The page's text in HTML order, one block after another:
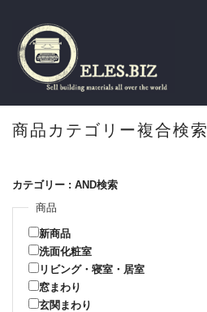
商品カテゴリー複合検索
カテゴリー : AND検索
商品
新商品
洗面化粧室
リビング・寝室・居室
窓まわり
玄関まわり